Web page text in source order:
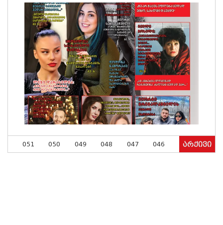
051 050 049 048 047 046 არქივი